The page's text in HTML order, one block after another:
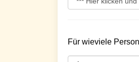
Für wieviele